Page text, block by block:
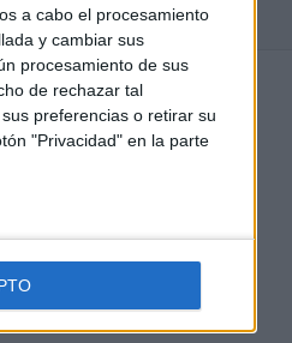
a cabo el procesamiento
y cambiar sus
procesamiento de sus
de rechazar tal
preferencias o retirar su
"Privacidad" en la parte